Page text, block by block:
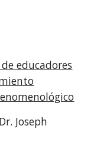
educadores
Joseph